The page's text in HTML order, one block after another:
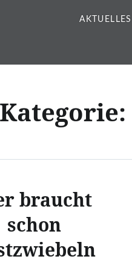
AKTUELLES
Kategorie:
braucht
schon